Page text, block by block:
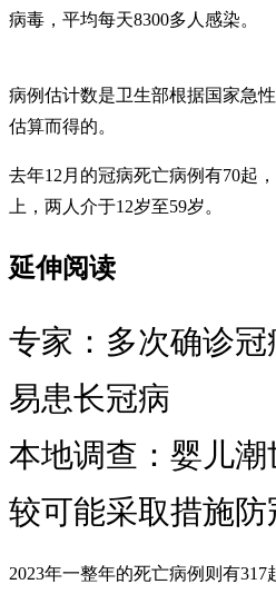
病毒，平均每天8300多人感染。
病例估计数是卫生部根据国家急
估算而得的。
去年12月的冠病死亡病例有70起
上，两人介于12岁至59岁。
延伸阅读
专家：多次确诊冠
易患长冠病
本地调查：婴儿潮
较可能采取措施防
2023年一整年的死亡病例则有317